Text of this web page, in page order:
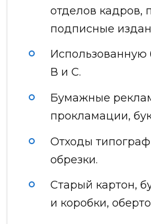
отделов кадров,
подписные
Использованную
В и С.
Бумажные
прокламации,
Отходы
обрезки.
Старый картон,
и коробки,